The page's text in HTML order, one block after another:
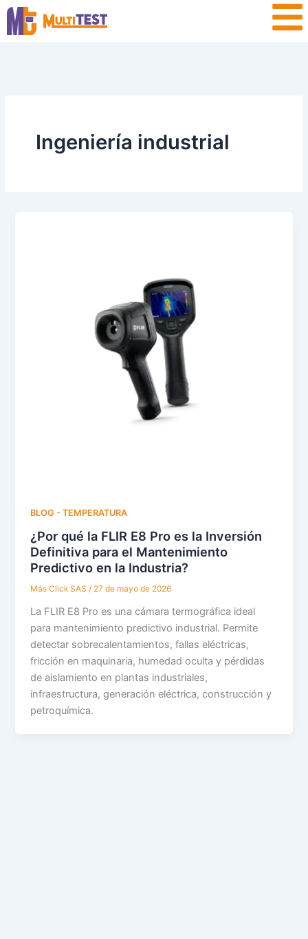
contenido
Ingeniería industrial
BLOG - TEMPERATURA
¿Por qué la FLIR E8 Pro es la Inversión
Definitiva para el Mantenimiento
Predictivo en la Industria?
Más Click SAS/ 27 de mayo de 2026
La FLIR E8 Pro es una cámara termográfica ideal
para mantenimiento predictivo industrial. Permite
detectar sobrecalentamientos, fallas eléctricas,
fricción en maquinaria, humedad oculta y pérdidas
de aislamiento en plantas industriales,
infraestructura, generación eléctrica, construcción y
petroquímica.